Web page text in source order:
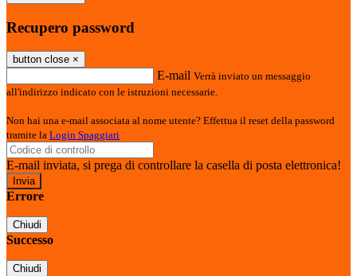
Recupero password
button close ×
E-mail Verrà inviato un messaggio
all'indirizzo indicato con le istruzioni necessarie.
Non hai una e-mail associata al nome utente? Effettua il reset della password
tramite la Login Spaggiari
E-mail inviata, si prega di controllare la casella di posta elettronica!
Errore
Chiudi
Successo
Chiudi